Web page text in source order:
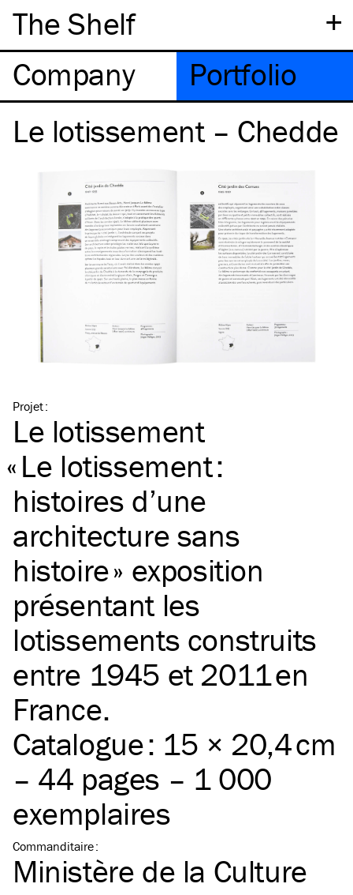
+
The Shelf
Company
Portfolio
Le lotissement – Chedde
Projet:
Le lotissement
«Le lotissement :
histoires d’une
architecture sans
histoire » exposition
présentant les
lotissements construits
entre 1945 et 2011 en
France.
Catalogue : 15 × 20,4 cm
– 44 pages – 1 000
exemplaires
Commanditaire:
Ministère de la Culture